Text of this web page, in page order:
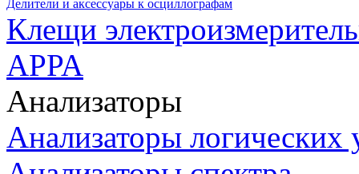
Делители и аксессуары к осциллографам
Клещи
APPA
Анализаторы
Анализаторы логических